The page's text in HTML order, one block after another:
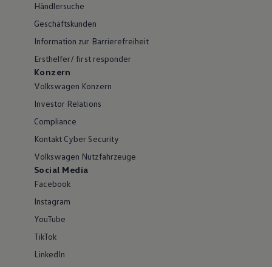
Händlersuche
Geschäftskunden
Information zur Barrierefreiheit
Ersthelfer/ first responder
Konzern
Volkswagen Konzern
Investor Relations
Compliance
Kontakt Cyber Security
Volkswagen Nutzfahrzeuge
Social Media
Facebook
Instagram
YouTube
TikTok
LinkedIn